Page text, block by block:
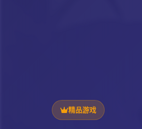
精品游戏